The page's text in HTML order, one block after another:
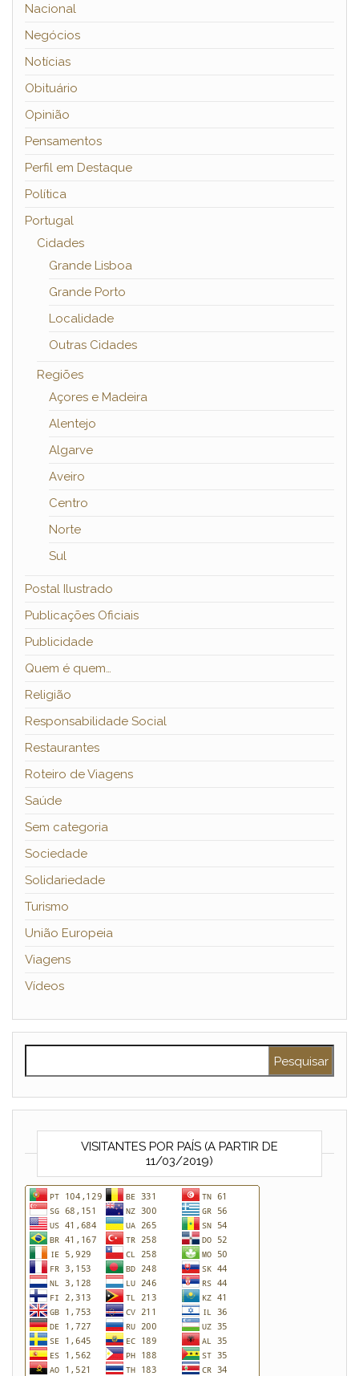
Nacional
Negócios
Notícias
Obituário
Opinião
Pensamentos
Perfil em Destaque
Política
Portugal
Cidades
Grande Lisboa
Grande Porto
Localidade
Outras Cidades
Regiões
Açores e Madeira
Alentejo
Algarve
Aveiro
Centro
Norte
Sul
Postal Ilustrado
Publicações Oficiais
Publicidade
Quem é quem…
Religião
Responsabilidade Social
Restaurantes
Roteiro de Viagens
Saúde
Sem categoria
Sociedade
Solidariedade
Turismo
União Europeia
Viagens
Vídeos
VISITANTES POR PAÍS (A PARTIR DE
11/03/2019)